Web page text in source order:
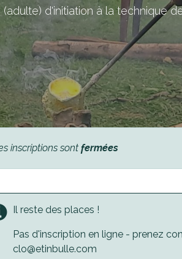
(adulte) d'initiation à la technique
inscriptions sont fermées
Il reste des places !
Pas d'inscription en ligne - prenez
clo@etinbulle.com